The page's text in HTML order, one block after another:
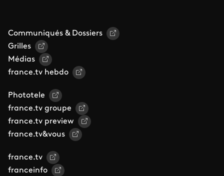
Communiqués & Dossiers
Grilles
Médias
france.tv hebdo
Phototele
france.tv groupe
france.tv preview
france.tv&vous
france.tv
franceinfo